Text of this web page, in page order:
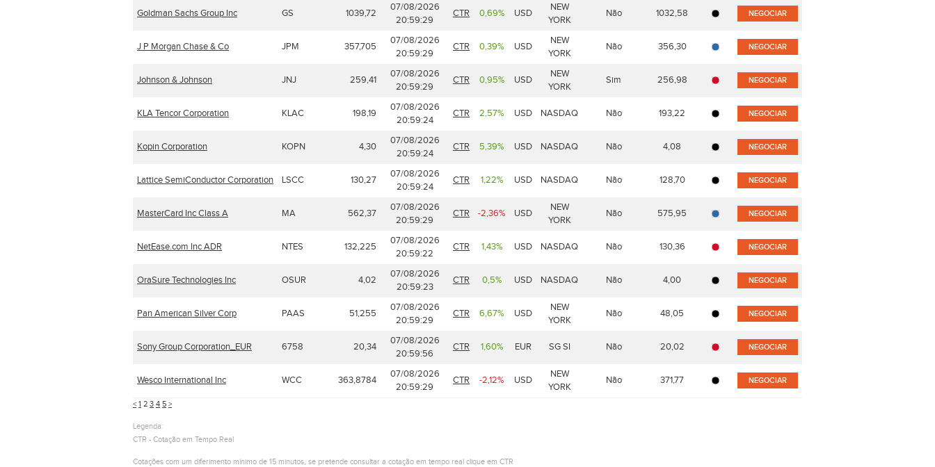
Goldman Sachs Group Inc GS 1039,72
07/08/2026
20:59:29
CTR 0,69% USD
NEW
YORK
Não 1032,58 NEGOCIAR
J P Morgan Chase & Co JPM 357,705
07/08/2026
20:59:29
CTR 0,39% USD
NEW
YORK
Não 356,30 NEGOCIAR
Johnson & Johnson JNJ 259,41
07/08/2026
20:59:29
CTR 0,95% USD
NEW
YORK
Sim 256,98 NEGOCIAR
KLA Tencor Corporation KLAC 198,19
07/08/2026
20:59:24
CTR 2,57% USD NASDAQ Não 193,22 NEGOCIAR
Kopin Corporation KOPN 4,30
07/08/2026
20:59:24
CTR 5,39% USD NASDAQ Não 4,08 NEGOCIAR
Lattice SemiConductor Corporation LSCC 130,27
07/08/2026
20:59:24
CTR 1,22% USD NASDAQ Não 128,70 NEGOCIAR
MasterCard Inc Class A MA 562,37
07/08/2026
20:59:29
CTR -2,36% USD
NEW
YORK
Não 575,95 NEGOCIAR
NetEase.com Inc ADR NTES 132,225
07/08/2026
20:59:22
CTR 1,43% USD NASDAQ Não 130,36 NEGOCIAR
OraSure Technologies Inc OSUR 4,02
07/08/2026
20:59:23
CTR 0,5% USD NASDAQ Não 4,00 NEGOCIAR
Pan American Silver Corp PAAS 51,255
07/08/2026
20:59:29
CTR 6,67% USD
NEW
YORK
Não 48,05 NEGOCIAR
Sony Group Corporation_EUR 6758 20,34
07/08/2026
20:59:56
CTR 1,60% EUR SG SI Não 20,02 NEGOCIAR
Wesco International Inc WCC 363,8784
07/08/2026
20:59:29
CTR -2,12% USD
NEW
YORK
Não 371,77 NEGOCIAR
< 1 2 3 4 5 >
Legenda:
CTR - Cotação em Tempo Real
Cotações com um diferimento mínimo de 15 minutos, se pretende consultar a cotação em tempo real clique em CTR